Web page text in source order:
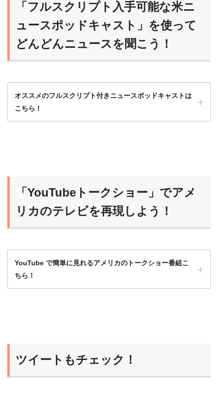
「フルスクリプト入手可能な米ニ
ュースポッドキャスト」を使って
どんどんニュースを聞こう！
オススメのフルスクリプト付きニュースポッドキャストは
こちら！
らいおん
慣れれば、だんだんスクリプトなしで聞ける
ようになるよ！
「YouTubeトークショー」でアメ
リカのテレビを再現しよう！
YouTube で簡単に見れるアメリカのトークショー番組こ
ちら！
ツイートもチェック！